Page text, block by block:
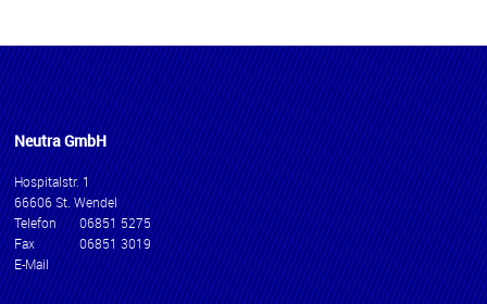
Neutra GmbH
Hospitalstr. 1
66606 St. Wendel
Telefon
06851 5275
Fax
06851 3019
E-Mail